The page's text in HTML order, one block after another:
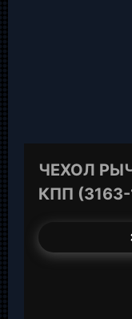
ЧЕХОЛ
КПП